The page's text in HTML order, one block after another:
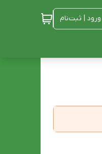
ورود | ثبت‌نام